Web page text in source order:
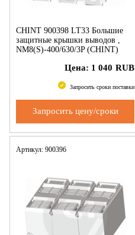
CHINT 900398 LT33 Большие
защитные крышки выводов ,
NM8(S)-400/630/3P (CHINT)
Цена: 1 040 RUB
Запросить сроки поставки
Запросить цену/сроки
Артикул: 900396